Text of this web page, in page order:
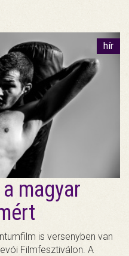
hír
magyar
is versenyben van
Filmfesztiválon. A